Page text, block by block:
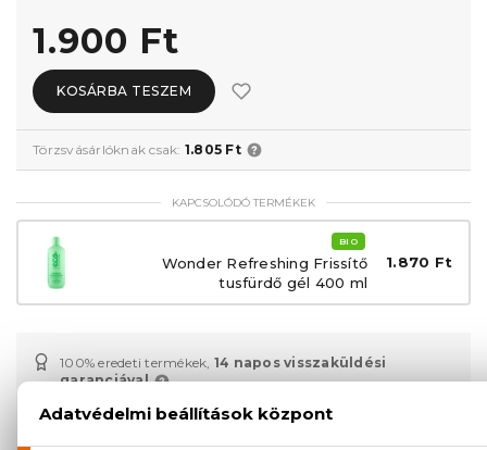
1.900 Ft
KOSÁRBA TESZEM
Törzsvásárlóknak csak: 1.805 Ft
KAPCSOLÓDÓ TERMÉKEK
BIO
Wonder Refreshing Frissítő
tusfürdő gél 400 ml
1.870 Ft
100% eredeti termékek, 14 napos visszaküldési
garanciával
Kérdésed van, elakadtál? Hívd ügyfélszolgálatunkat: